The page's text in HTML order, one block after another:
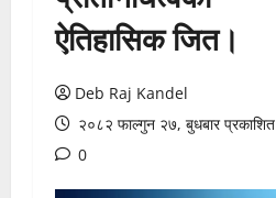
ऐतिहासिक जित।
Deb Raj Kandel
२०८२ फाल्गुन २७, बुधबार प्रकाशित
0